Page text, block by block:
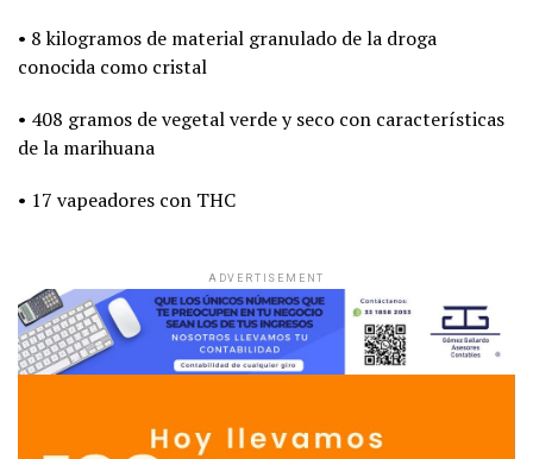
• 8 kilogramos de material granulado de la droga
conocida como cristal
• 408 gramos de vegetal verde y seco con características
de la marihuana
• 17 vapeadores con THC
ADVERTISEMENT